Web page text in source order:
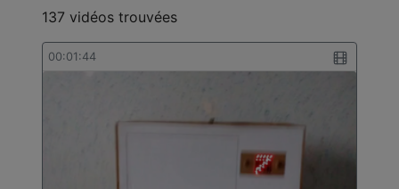
137 vidéos trouvées
00:01:44